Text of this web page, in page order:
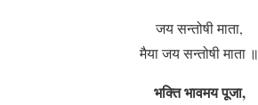
जय सन्तोषी माता,
मैया जय सन्तोषी माता ॥
भक्ति भावमय पूजा,